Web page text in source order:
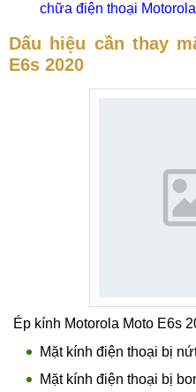
chữa điện thoại Motorola
Dấu hiệu cần thay
E6s 2020
Ép kính Motorola Moto E6s
Mặt kính điện thoại bị
Mặt kính điện thoại bị